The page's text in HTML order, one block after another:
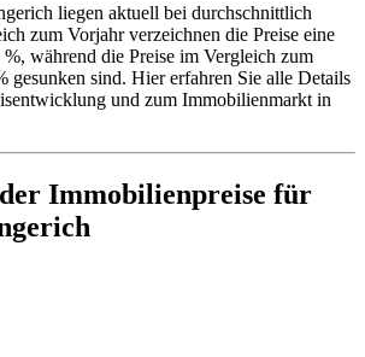
liegen aktuell bei durchschnittlich
zum Vorjahr verzeichnen die Preise eine
während die Preise im Vergleich zum
gesunken sind. Hier erfahren Sie alle Details
und zum Immobilienmarkt in
Immobilienpreise für